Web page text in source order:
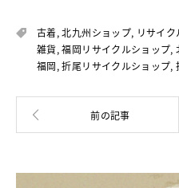
古着,北九州ショップ, リサイ
雑貨,福岡リサイクルショップ,
福岡,折尾リサイクルショップ,